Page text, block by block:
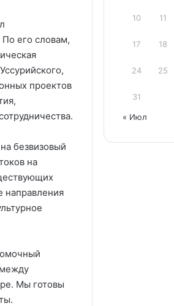
его словам,
проектов
безвизовый
на
направления
Мы готовы
10 11
17 18
24 25
31
« Июл